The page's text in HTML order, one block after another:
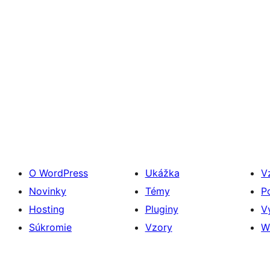
O WordPress
Novinky
Hosting
Súkromie
Ukážka
Témy
Pluginy
Vzory